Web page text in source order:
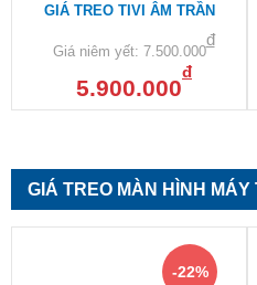
GIÁ TREO TIVI ÂM TRẦN
Giá niêm yết: 7.500.000
đ
5.900.000
đ
GIÁ TREO MÀN HÌNH MÁY
-22%